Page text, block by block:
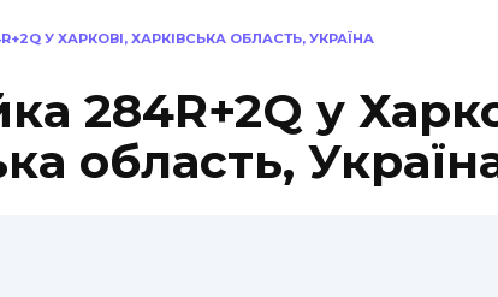
У ХАРКОВІ, ХАРКІВСЬКА ОБЛАСТЬ, УКРАЇНА
284R+2Q у
область,